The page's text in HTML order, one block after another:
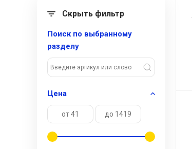
Скрыть фильтр
Поиск по выбранному
разделу
Цена